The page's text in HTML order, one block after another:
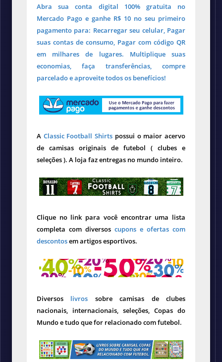
Abra sua conta digital 100% gratuita no
Mercado Pago e ganhe R$ 10 no seu primeiro
pagamento para: Recarregar seu celular, Pagar
suas contas de consumo, Pagar com código QR
em milhares de lugares. Multiplique suas
economias, faça transferências, compre
parcelado e aproveite todos os benefícios!
A Classic Football Shirts possui o maior acervo
de camisas originais de futebol ( clubes e
seleções ). A loja faz entregas no mundo inteiro.
Clique no link para você encontrar uma lista
completa com diversos cupons e ofertas com
descontosem artigos esportivos.
Diversos livros sobre camisas de clubes
nacionais, internacionais, seleções, Copas do
Mundo e tudo que for relacionado com futebol.